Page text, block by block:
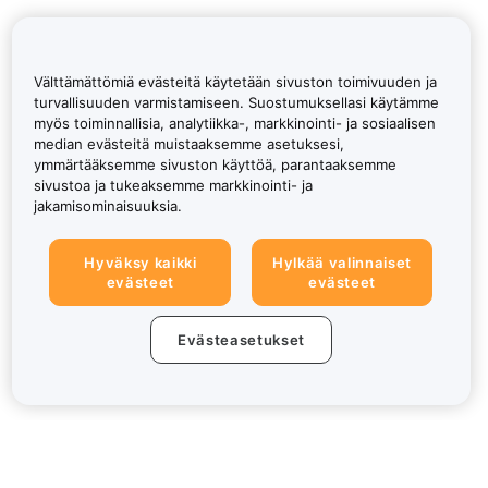
Välttämättömiä evästeitä käytetään sivuston toimivuuden ja
turvallisuuden varmistamiseen. Suostumuksellasi käytämme
myös toiminnallisia, analytiikka-, markkinointi- ja sosiaalisen
median evästeitä muistaaksemme asetuksesi,
ymmärtääksemme sivuston käyttöä, parantaaksemme
sivustoa ja tukeaksemme markkinointi- ja
jakamisominaisuuksia.
Hyväksy kaikki
evästeet
Hylkää valinnaiset
evästeet
Evästeasetukset